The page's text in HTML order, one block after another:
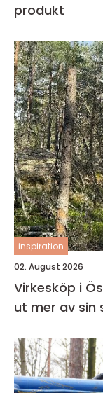
produkt
inspiration
02. August 2026
Virkesköp i
ut mer av sin